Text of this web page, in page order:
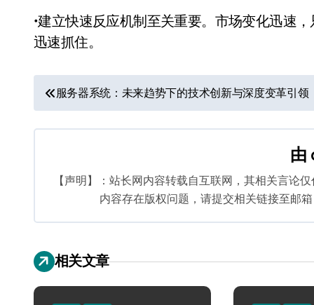
•建立快速反应机制至关重要。市场变化迅速
迅速抓住。
文
章
服务器系统：未来趋势下的技术创新与深度变革引领
由
【声明】：站长网内容转载自互联网，其相关言论
内容存在版权问题，请提交相关链接至邮
相关文章